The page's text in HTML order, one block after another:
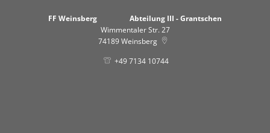
FF Weinsberg Abteilung III - Grantschen
Wimmentaler Str. 27
74189Weinsberg
+49 7134 10744